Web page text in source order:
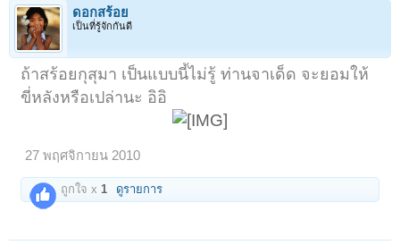
ดอกสร้อย
เป็นที่รู้จักกันดี
ถ้าสร้อยกุสุมา เป็นแบบนี้ไม่รู้ ท่านจาเด็ด จะยอมให้
ขี่หลังหรือเปล่านะ อิอิ
27 พฤศจิกายน 2010
ถูกใจ x1 ดูรายการ